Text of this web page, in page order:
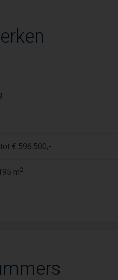
€ 596.500,-
m2